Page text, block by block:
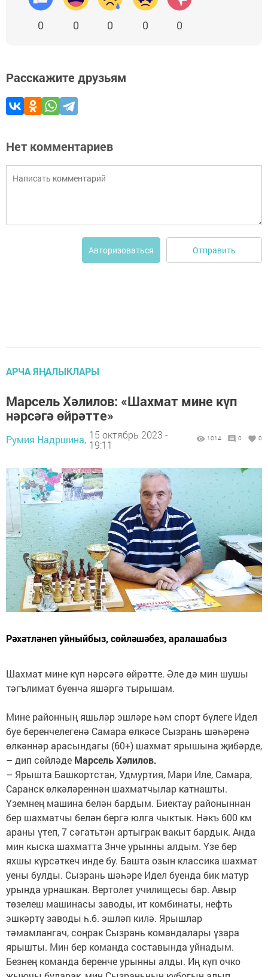
0 0 0 0 0
Расскажите друзьям
Нет комментариев
Авторизоваться Отправить
АРЧА ЯҢАЛЫКЛАРЫ
Марсель Хәлилов: «Шахмат мине күп
нәрсәгә өйрәтте»
Румия Надршина, 15 октябрь 2023 -
19:11
1014 0 0
Рәхәтләнеп уйныйбыз, сөйләшәбез, аралашабыз
Шахмат мине күп нәрсәгә өйрәтте. Әле дә мин шушы
тәгълимат буенча яшәргә тырышам.
Мине районның яшьләр эшләре һәм спорт бүлеге Идел
буе беренчелегенә Самара өлкәсе Сызрань шәһәренә
өлкәннәр арасындагы (60+) шахмат ярышына җибәрде,
– дип сөйләде Марсель Хәлилов.
– Ярышта Башкортстан, Удмуртия, Мари Иле, Самара,
Саранск өлкәләреннән шахматчылар катнашты.
Үземнең машина белән бардым. Биектау районыннан
бер шахматчы белән бергә юлга чыктык. Нәкъ 600 км
араны үтеп, 7 сәгатьтән артыграк вакыт бардык. Анда
мин кыска шахматта 3нче урынны алдым. Үзе бер
яхшы күрсәткеч инде бу. Башта озын классика шахмат
уены булды. Сызрань шәһәре Идел буенда бик матур
урында урнашкан. Вертолет училищесы бар. Авыр
төзелеш машинасы заводы, ит комбинаты, нефть
эшкәртү заводы һ.б. эшләп килә. Ярышлар
тәмамлангач, соңрак Сызрань командалары үзара
ярышты. Мин бер команда составында уйнадым.
Безнең команда беренче урынны алды. Иң күп очко